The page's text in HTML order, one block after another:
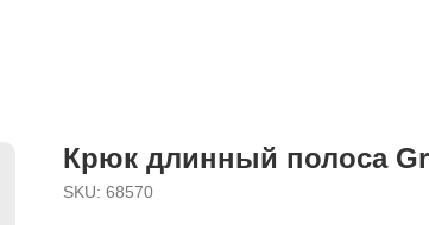
Крюк длинный полоса
SKU: 68570